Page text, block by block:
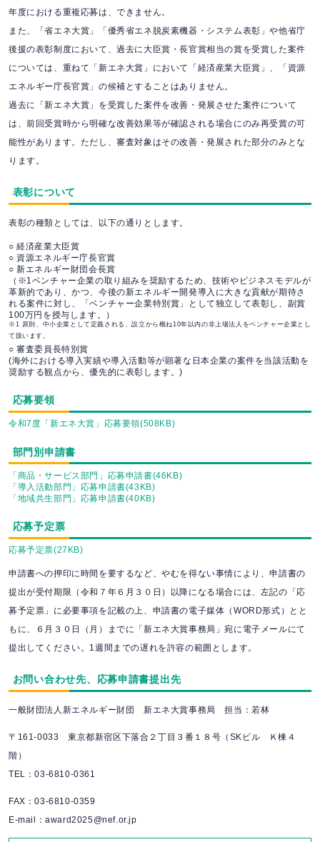
年度における重複応募は、できません。
また、「省エネ大賞」「優秀省エネ脱炭素機器・システム表彰」や他省庁
後援の表彰制度において、過去に大臣賞・長官賞相当の賞を受賞した案件
については、重ねて「新エネ大賞」において「経済産業大臣賞」、「資源
エネルギー庁長官賞」の候補とすることはありません。
過去に「新エネ大賞」を受賞した案件を改善・発展させた案件について
は、前回受賞時から明確な改善効果等が確認される場合にのみ再受賞の可
能性があります。ただし、審査対象はその改善・発展された部分のみとな
ります。
表彰について
表彰の種類としては、以下の通りとします。
○ 経済産業大臣賞
○ 資源エネルギー庁長官賞
○ 新エネルギー財団会長賞
（※1ベンチャー企業の取り組みを奨励するため、技術やビジネスモデルが
革新的であり、かつ、今後の新エネルギー開発導入に大きな貢献が期待さ
れる案件に対し、「ベンチャー企業特別賞」として独立して表彰し、副賞
100万円を授与します。）
※1 原則、中小企業として定義される、設立から概ね10年以内の非上場法人をベンチャー企業とし
て扱います。
○ 審査委員長特別賞
(海外における導入実績や導入活動等が顕著な日本企業の案件を当該活動を
奨励する観点から、優先的に表彰します。)
応募要領
令和7度「新エネ大賞」応募要領(508KB)
部門別申請書
「商品・サービス部門」応募申請書(46KB)
「導入活動部門」応募申請書(43KB)
「地域共生部門」応募申請書(40KB)
応募予定票
応募予定票(27KB)
申請書への押印に時間を要するなど、やむを得ない事情により、申請書の
提出が受付期限（令和７年６月３０日）以降になる場合には、左記の「応
募予定票」に必要事項を記載の上、申請書の電子媒体（WORD形式）とと
もに、６月３０日（月）までに「新エネ大賞事務局」宛に電子メールにて
提出してください。1週間までの遅れを許容の範囲とします。
お問い合わせ先、応募申請書提出先
一般財団法人新エネルギー財団 新エネ大賞事務局 担当：若林
〒161-0033 東京都新宿区下落合２丁目３番１８号（SKビル Ｋ棟４
階）
TEL：03-6810-0361
FAX：03-6810-0359
E-mail：award2025@nef.or.jp